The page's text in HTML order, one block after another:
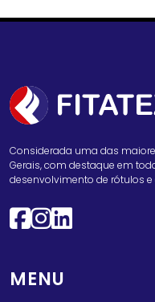
Considerada uma das
Gerais, com destaque em
desenvolvimento de rótulos
MENU